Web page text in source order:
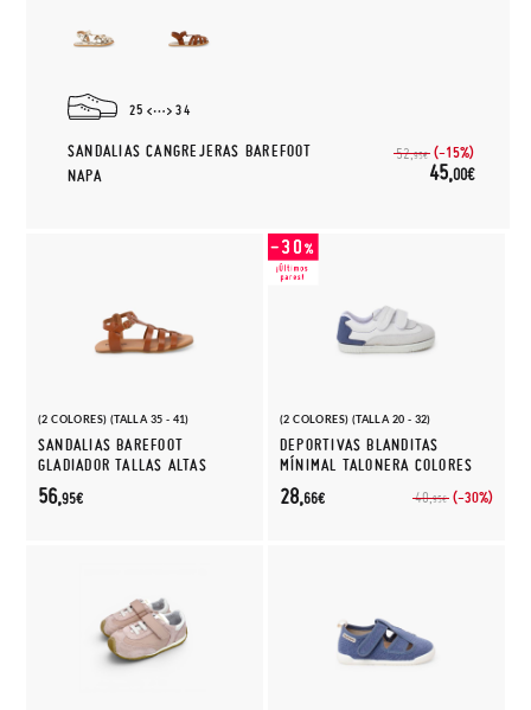
25 34
SANDALIAS CANGREJERAS BAREFOOT
NAPA
52,95€ (-15%)
45,00€
(2 COLORES) (TALLA 35 - 41)
SANDALIAS BAREFOOT
GLADIADOR TALLAS ALTAS
56,95€
(2 COLORES) (TALLA 20 - 32)
DEPORTIVAS BLANDITAS
MÍNIMAL TALONERA COLORES
40,95€ (-30%)
28,66€